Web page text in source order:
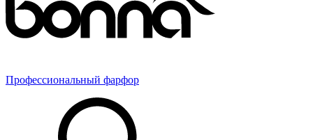
Профессиональный фарфор